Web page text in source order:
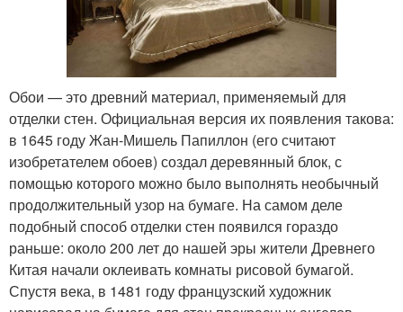
Обои — это древний материал, применяемый для
отделки стен. Официальная версия их появления такова:
в 1645 году Жан-Мишель Папиллон (его считают
изобретателем обоев) создал деревянный блок, с
помощью которого можно было выполнять необычный
продолжительный узор на бумаге. На самом деле
подобный способ отделки стен появился гораздо
раньше: около 200 лет до нашей эры жители Древнего
Китая начали оклеивать комнаты рисовой бумагой.
Спустя века, в 1481 году французский художник